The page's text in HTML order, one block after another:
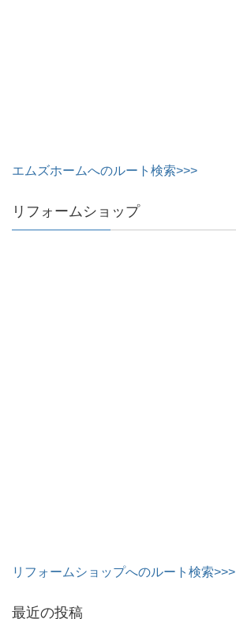
エムズホームへのルート検索>>>
リフォームショップ
リフォームショップへのルート検索>>>
最近の投稿